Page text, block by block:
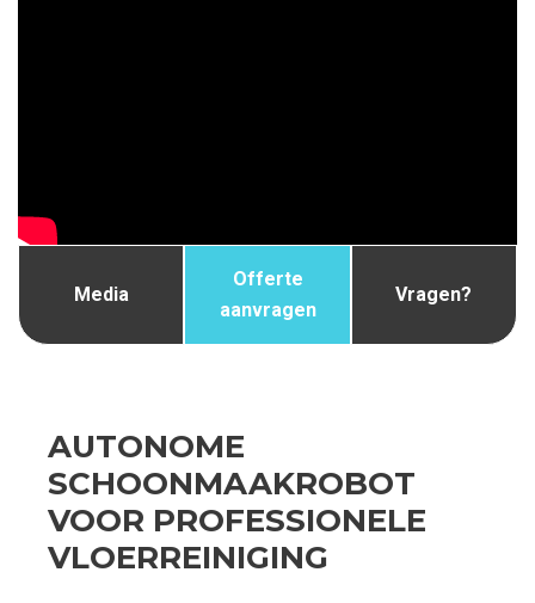
Media
Offerte
aanvragen
Vragen?
AUTONOME
SCHOONMAAKROBOT
VOOR PROFESSIONELE
VLOERREINIGING